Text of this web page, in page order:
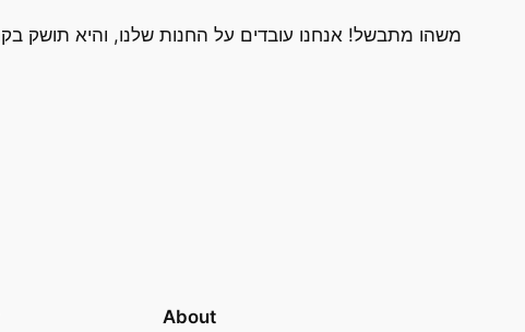
משהו מתבשל! אנחנו עובדים על החנות שלנו, והיא תושק
About